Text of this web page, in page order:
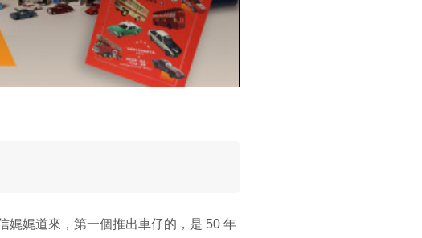
娓娓道來，第一個推出車仔的，是 50 年